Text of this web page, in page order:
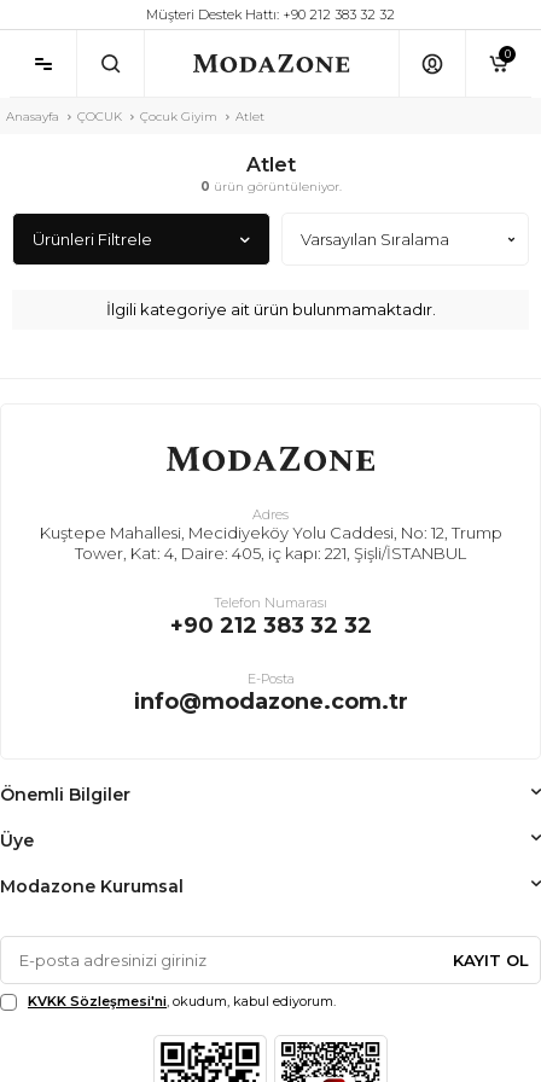
Müşteri Destek Hattı: +90 212 383 32 32
0
Anasayfa ÇOCUK Çocuk Giyim Atlet
Atlet
0 ürün görüntüleniyor.
Ürünleri Filtrele
İlgili kategoriye ait ürün bulunmamaktadır.
Adres
Kuştepe Mahallesi, Mecidiyeköy Yolu Caddesi, No: 12, Trump
Tower, Kat: 4, Daire: 405, iç kapı: 221, Şişli/İSTANBUL
Telefon Numarası
+90 212 383 32 32
E-Posta
info@modazone.com.tr
Önemli Bilgiler
Üye
Modazone Kurumsal
KAYIT OL
KVKK Sözleşmesi'ni, okudum, kabul ediyorum.